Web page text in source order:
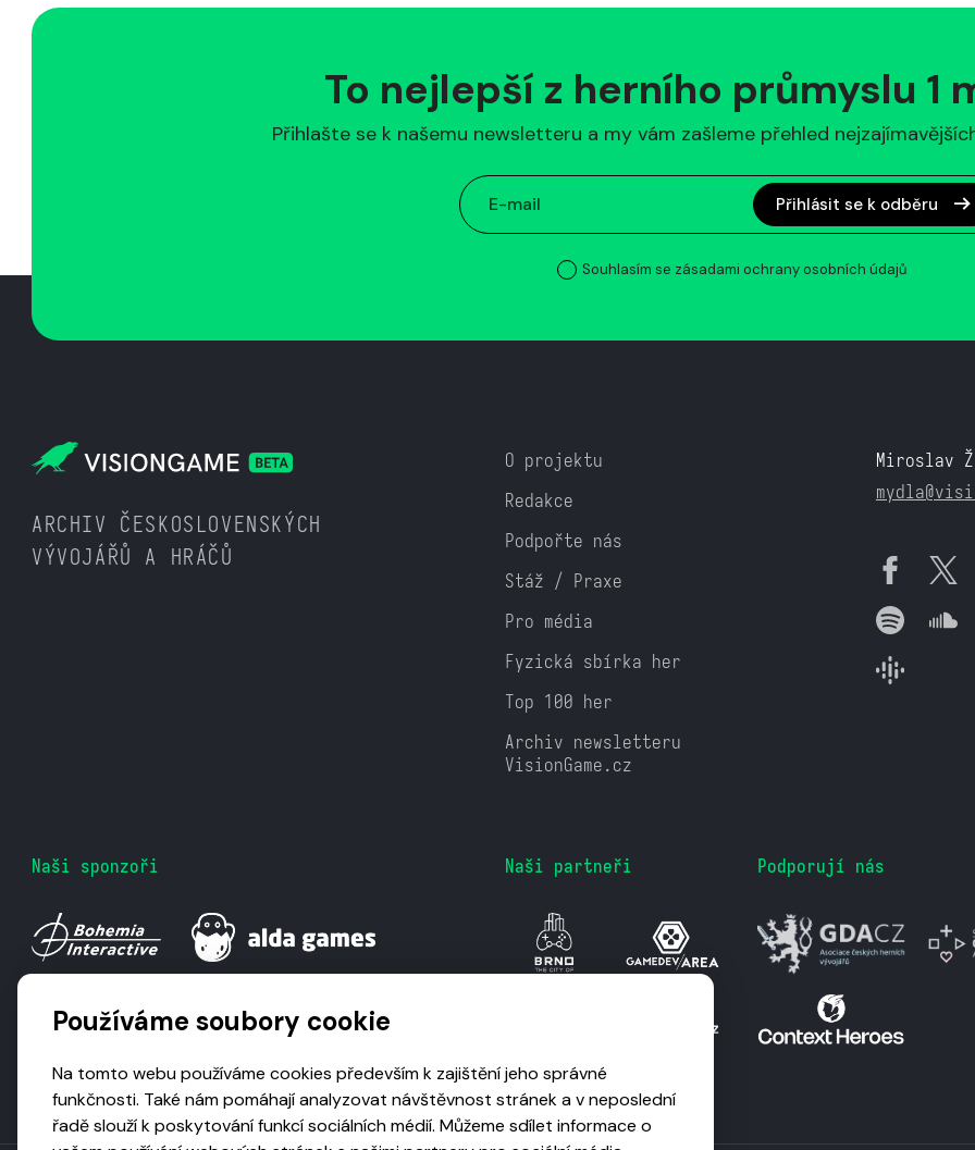
To nejlepší z herního průmyslu 1
Přihlašte se k našemu newsletteru a my vám zašleme přehled
Přihlásit se k odběru
Souhlasím se zásadami ochrany osobních údajů
ARCHIV ČESKOSLOVENSKÝCH
VÝVOJÁŘŮ A HRÁČŮ
O projektu
Redakce
Podpořte nás
Stáž / Praxe
Pro média
Fyzická sbírka her
Top 100 her
Archiv newsletteru
VisionGame.cz
Miroslav
Naši sponzoři Naši partneři Podporují nás
Používáme soubory cookie
Na tomto webu používáme cookies především k zajištění jeho správné
funkčnosti. Také nám pomáhají analyzovat návštěvnost stránek a v neposlední
řadě slouží k poskytování funkcí sociálních médií. Můžeme sdílet informace o